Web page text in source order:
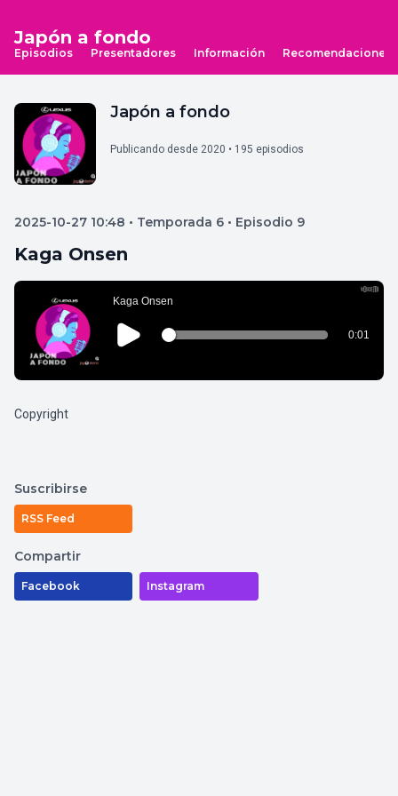
Japón a fondo
Episodios Presentadores Información Recomendaciones
Japón a fondo
Publicando desde 2020 • 195 episodios
2025-10-27 10:48 • Temporada 6 • Episodio 9
Kaga Onsen
Copyright
Suscribirse
RSS Feed
Compartir
Facebook Instagram